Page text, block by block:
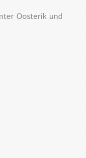
Oosterik und